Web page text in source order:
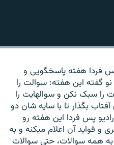
فردا هفته پاسخگویی و
گفته این هفته: سوالت را
سبک نکن و سوالهایت را
بگذار تا با سایه شان دو
پس فردا این هفته رو
فواید آن اعلام میکنه و به
همه سوالات، حتی سوالات